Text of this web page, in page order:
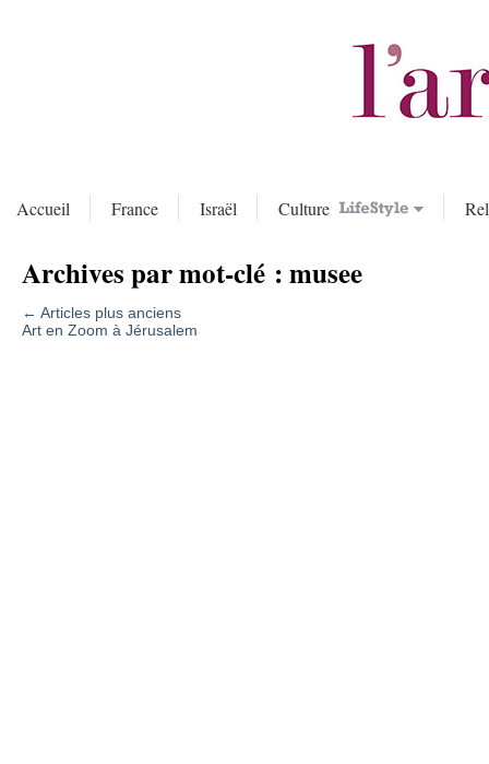
Accueil France Israël Culture
Archives par mot-clé :musee
← Articles plus anciens
Art en Zoom à Jérusalem